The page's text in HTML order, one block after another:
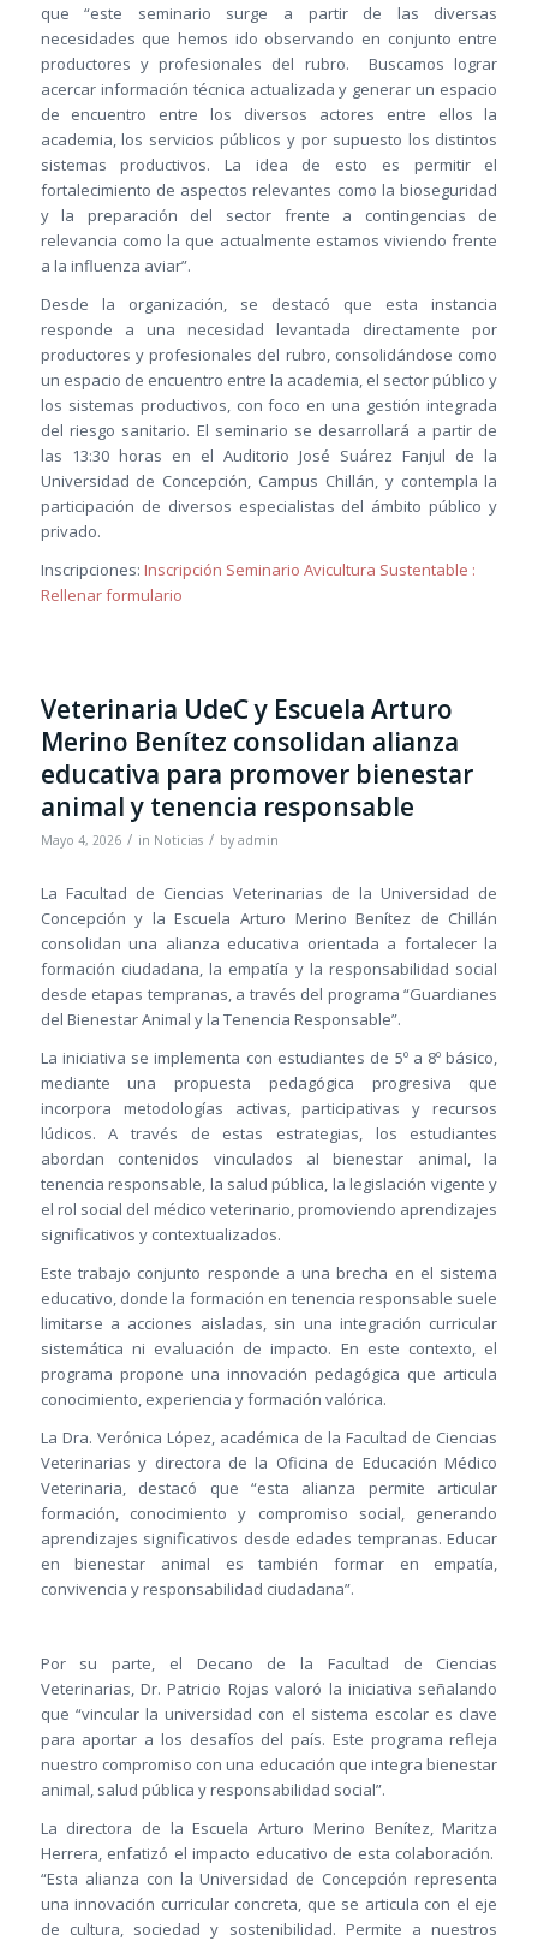
que “este seminario surge a partir de las diversas
necesidades que hemos ido observando en conjunto entre
productores y profesionales del rubro. Buscamos lograr
acercar información técnica actualizada y generar un espacio
de encuentro entre los diversos actores entre ellos la
academia, los servicios públicos y por supuesto los distintos
sistemas productivos. La idea de esto es permitir el
fortalecimiento de aspectos relevantes como la bioseguridad
y la preparación del sector frente a contingencias de
relevancia como la que actualmente estamos viviendo frente
a la influenza aviar”.
Desde la organización, se destacó que esta instancia
responde a una necesidad levantada directamente por
productores y profesionales del rubro, consolidándose como
un espacio de encuentro entre la academia, el sector público y
los sistemas productivos, con foco en una gestión integrada
del riesgo sanitario. El seminario se desarrollará a partir de
las 13:30 horas en el Auditorio José Suárez Fanjul de la
Universidad de Concepción, Campus Chillán, y contempla la
participación de diversos especialistas del ámbito público y
privado.
Inscripciones: Inscripción Seminario Avicultura Sustentable :
Rellenar formulario
Veterinaria UdeC y Escuela Arturo
Merino Benítez consolidan alianza
educativa para promover bienestar
animal y tenencia responsable
Mayo 4, 2026 / in Noticias / by admin
La Facultad de Ciencias Veterinarias de la Universidad de
Concepción y la Escuela Arturo Merino Benítez de Chillán
consolidan una alianza educativa orientada a fortalecer la
formación ciudadana, la empatía y la responsabilidad social
desde etapas tempranas, a través del programa “Guardianes
del Bienestar Animal y la Tenencia Responsable”.
La iniciativa se implementa con estudiantes de 5º a 8º básico,
mediante una propuesta pedagógica progresiva que
incorpora metodologías activas, participativas y recursos
lúdicos. A través de estas estrategias, los estudiantes
abordan contenidos vinculados al bienestar animal, la
tenencia responsable, la salud pública, la legislación vigente y
el rol social del médico veterinario, promoviendo aprendizajes
significativos y contextualizados.
Este trabajo conjunto responde a una brecha en el sistema
educativo, donde la formación en tenencia responsable suele
limitarse a acciones aisladas, sin una integración curricular
sistemática ni evaluación de impacto. En este contexto, el
programa propone una innovación pedagógica que articula
conocimiento, experiencia y formación valórica.
La Dra. Verónica López, académica de la Facultad de Ciencias
Veterinarias y directora de la Oficina de Educación Médico
Veterinaria, destacó que “esta alianza permite articular
formación, conocimiento y compromiso social, generando
aprendizajes significativos desde edades tempranas. Educar
en bienestar animal es también formar en empatía,
convivencia y responsabilidad ciudadana”.
Por su parte, el Decano de la Facultad de Ciencias
Veterinarias, Dr. Patricio Rojas valoró la iniciativa señalando
que “vincular la universidad con el sistema escolar es clave
para aportar a los desafíos del país. Este programa refleja
nuestro compromiso con una educación que integra bienestar
animal, salud pública y responsabilidad social”.
La directora de la Escuela Arturo Merino Benítez, Maritza
Herrera, enfatizó el impacto educativo de esta colaboración.
“Esta alianza con la Universidad de Concepción representa
una innovación curricular concreta, que se articula con el eje
de cultura, sociedad y sostenibilidad. Permite a nuestros